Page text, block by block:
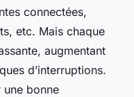
connectées,
etc. Mais chaque
augmentant
d’interruptions.
une bonne